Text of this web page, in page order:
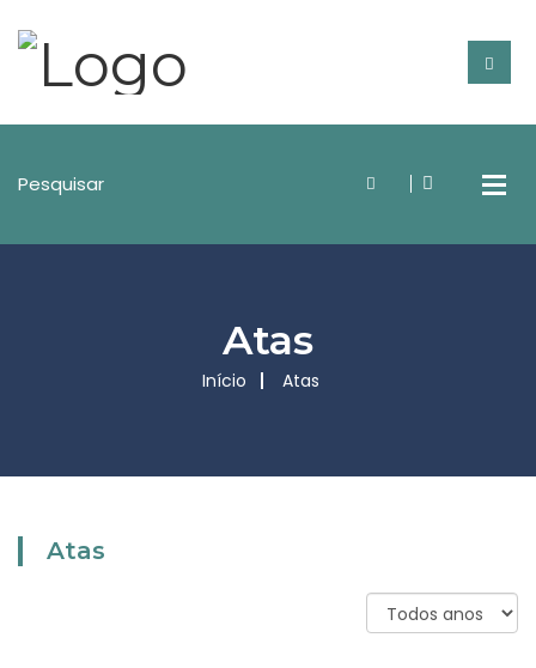
Atas
Início Atas
Atas